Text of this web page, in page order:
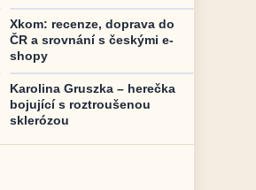
Xkom: recenze, doprava do
ČR a srovnání s českými e-
shopy
Karolina Gruszka – herečka
bojující s roztroušenou
sklerózou